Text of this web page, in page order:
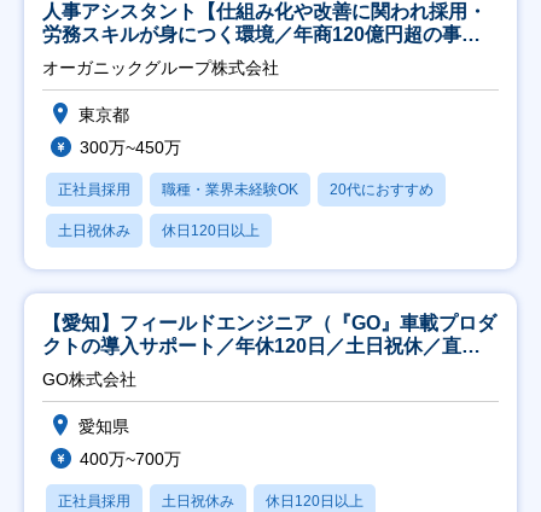
人事アシスタント【仕組み化や改善に関われ採用・
労務スキルが身につく環境／年商120億円超の事業
会社】
オーガニックグループ株式会社
東京都
300万~450万
正社員採用 職種・業界未経験OK 20代におすすめ
土日祝休み 休日120日以上
【愛知】フィールドエンジニア（『GO』車載プロダ
クトの導入サポート／年休120日／土日祝休／直行
直帰
GO株式会社
愛知県
400万~700万
正社員採用 土日祝休み 休日120日以上